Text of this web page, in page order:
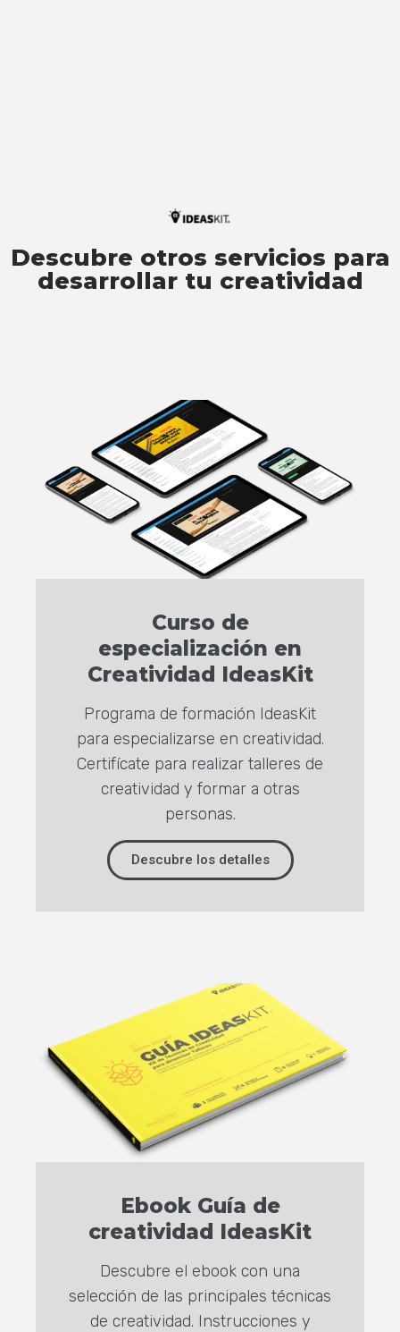
Descubre otros servicios para
desarrollar tu creatividad
Curso de
especialización en
Creatividad IdeasKit
Programa de formación IdeasKit
para especializarse en creatividad.
Certifícate para realizar talleres de
creatividad y formar a otras
personas.
Descubre los detalles
Ebook Guía de
creatividad IdeasKit
Descubre el ebook con una
selección de las principales técnicas
de creatividad. Instrucciones y